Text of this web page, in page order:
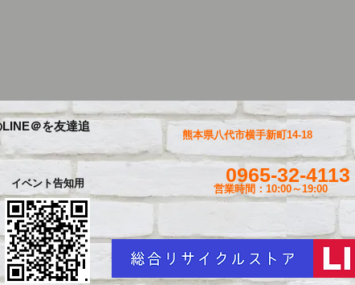
＠を友達追
イベント告知用 0965-32-4113
営業時間：10:00～19:00
熊本県八代市横手新町14-18